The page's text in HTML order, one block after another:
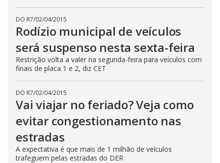
DO R7/02/04/2015
Rodízio municipal de veículos
será suspenso nesta sexta-feira
Restrição volta a valer na segunda-feira para veículos com
finais de placa 1 e 2, diz CET
DO R7/02/04/2015
Vai viajar no feriado? Veja como
evitar congestionamento nas
estradas
A expectativa é que mais de 1 milhão de veículos
trafeguem pelas estradas do DER